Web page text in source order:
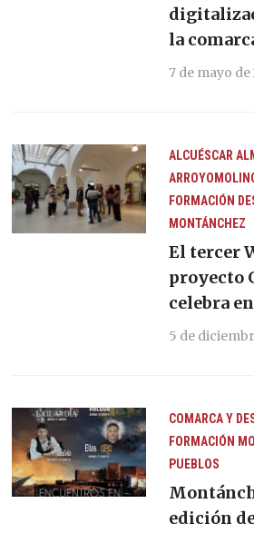
la
7 de mayo de
ALCUÉSCAR
FORMACIÓN
MONTÁNCHEZ
El tercer
proyecto
celebra
5 de
COMARCA Y
FORMACIÓN
PUEBLOS
edición